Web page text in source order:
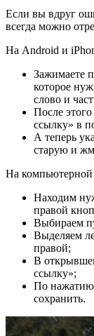
Если вы вдруг
всегда можно
На Android и
Зажимаете
которое
слово и
После
ссылку» в
А теперь
старую и
На компьютерной
Находим
правой
Выбираем
Выделяем
правой;
В
ссылку»;
По нажатию
сохранить.